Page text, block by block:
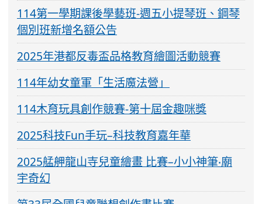
114第一學期課後學藝班-週五小提琴班、鋼琴
個別班新增名額公告
2025年港都反毒盃品格教育繪圖活動競賽
114年幼女童軍「生活魔法營」
114木育玩具創作競賽-第十屆金趣咪獎
2025科技Fun手玩–科技教育嘉年華
2025艋舺龍山寺兒童繪畫 比賽–小小神筆‧廟
宇奇幻